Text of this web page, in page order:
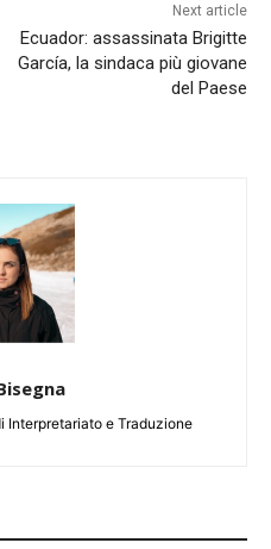
Next article
Ecuador: assassinata Brigitte
García, la sindaca più giovane
del Paese
Interpretariato e Traduzione